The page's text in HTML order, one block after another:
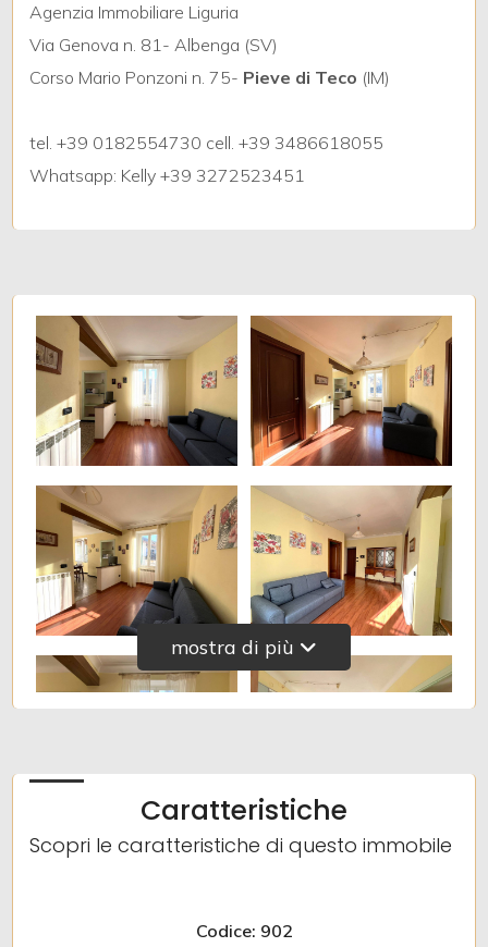
Agenzia Immobiliare Liguria
Via Genova n. 81- Albenga (SV)
Corso Mario Ponzoni n. 75- Pieve di Teco (IM)
tel. +39 0182554730 cell. +39 3486618055
Whatsapp: Kelly +39 3272523451
mostra di più
Caratteristiche
Scopri le caratteristiche di questo immobile
Codice: 902
Qualsiasi
2
4
5
Altre
-